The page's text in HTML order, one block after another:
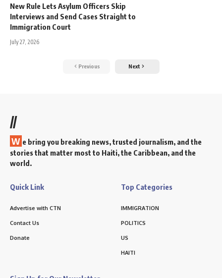
New Rule Lets Asylum Officers Skip
Interviews and Send Cases Straight to
Immigration Court
July 27, 2026
Previous Next
//
W e bring you breaking news, trusted journalism, and the
stories that matter most to Haiti, the Caribbean, and the
world.
Quick Link
Advertise with CTN
Contact Us
Donate
Top Categories
IMMIGRATION
POLITICS
US
HAITI